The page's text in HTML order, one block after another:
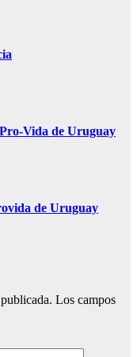
Vida de Uruguay
de Uruguay
Los campos